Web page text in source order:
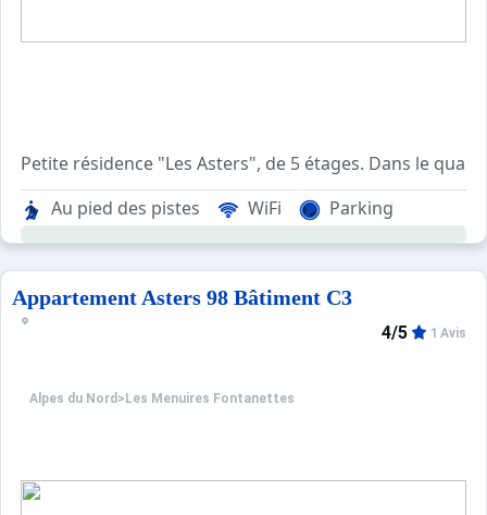
Petite résidence "Les Asters", de 5 étages. Dans le
Au pied des pistes
WiFi Parking
Appartement Asters 98 Bâtiment C3
Alpes du Nord > Les Menuires Fontanettes
4/5 1 Avis